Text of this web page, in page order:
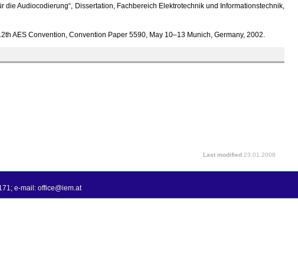
Audiocodierung“, Dissertation, Fachbereich Elektrotechnik und Informationstechnik,
AES Convention, Convention Paper 5590, May 10–13 Munich, Germany, 2002.
Last modified 23.01.2008
e-mail: office@iem.at